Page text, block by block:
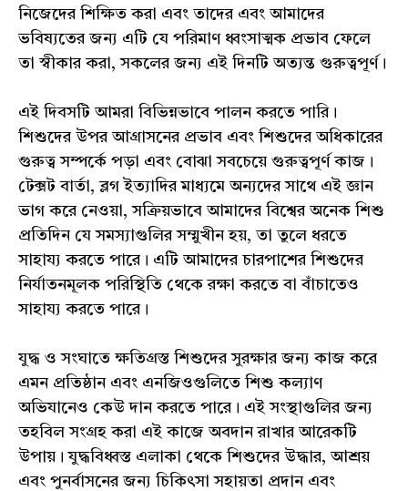
নিজেদের শিক্ষিত করা এবং তাদের এবং আমাদের
ভবিষ্যতের জন্য এটি যে পরিমাণ ধ্বংসাত্মক প্রভাব ফেলে
তা স্বীকার করা, সকলের জন্য এই দিনটি অত্যন্ত গুরুত্বপূর্ণ।
এই দিবসটি আমরা বিভিন্নভাবে পালন করতে পারি।
শিশুদের উপর আগ্রাসনের প্রভাব এবং শিশুদের অধিকারের
গুরুত্ব সম্পর্কে পড়া এবং বোঝা সবচেয়ে গুরুত্বপূর্ণ কাজ।
টেক্সট বার্তা, ব্লগ ইত্যাদির মাধ্যমে অন্যদের সাথে এই জ্ঞান
ভাগ করে নেওয়া, সক্রিয়ভাবে আমাদের বিশ্বের অনেক শিশু
প্রতিদিন যে সমস্যাগুলির সম্মুখীন হয়, তা তুলে ধরতে
সাহায্য করতে পারে। এটি আমাদের চারপাশের শিশুদের
নির্যাতনমূলক পরিস্থিতি থেকে রক্ষা করতে বা বাঁচাতেও
সাহায্য করতে পারে।
যুদ্ধ ও সংঘাতে ক্ষতিগ্রস্ত শিশুদের সুরক্ষার জন্য কাজ করে
এমন প্রতিষ্ঠান এবং এনজিওগুলিতে শিশু কল্যাণ
অভিযানেও কেউ দান করতে পারে। এই সংস্থাগুলির জন্য
তহবিল সংগ্রহ করা এই কাজে অবদান রাখার আরেকটি
উপায়। যুদ্ধবিধ্বস্ত এলাকা থেকে শিশুদের উদ্ধার, আশ্রয়
এবং পুনর্বাসনের জন্য চিকিৎসা সহায়তা প্রদান এবং